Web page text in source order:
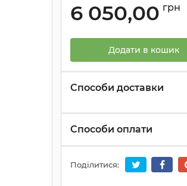
6 050,00 грн
Додати в кошик
Способи доставки
Способи оплати
Поділитися: